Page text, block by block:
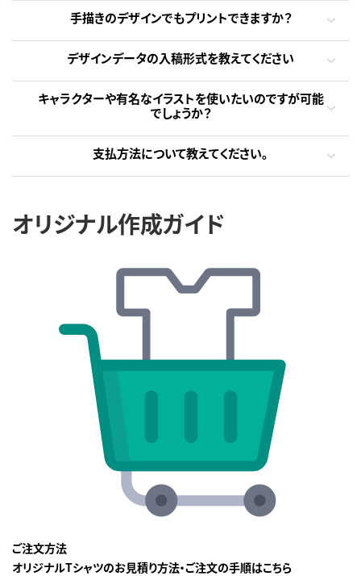
手描きのデザインでもプリントできますか？
デザインデータの入稿形式を教えてください
キャラクターや有名なイラストを使いたいのですが可能
でしょうか？
支払方法について教えてください。
オリジナル作成ガイド
ご注文方法
オリジナルTシャツのお見積り方法・ご注文の手順はこちら